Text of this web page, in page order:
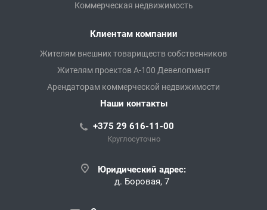
Коммерческая недвижимость
Клиентам компании
Жителям внешних товариществ собственников
Жителям проектов А-100 Девелопмент
Арендаторам коммерческой недвижимости
Наши контакты
+375 29 616-11-00
Круглосуточно
Юридический адрес:
д. Боровая, 7